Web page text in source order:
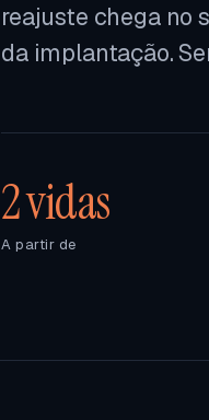
reajuste chega no
da implantação.
2 vidas
A partir de